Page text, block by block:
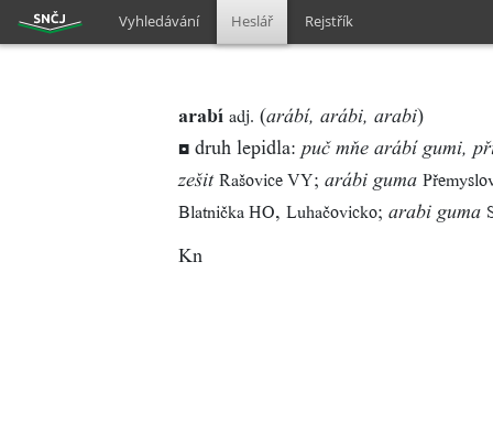
Vyhledávání Heslář Rejstřík
arabí adj. (arábí, arábi, arabi)
◘ druh lepidla: puč mňe arábí gumi,
zešit Rašovice VY; arábi guma
Blatnička HO, Luhačovicko; arabi guma
Kn